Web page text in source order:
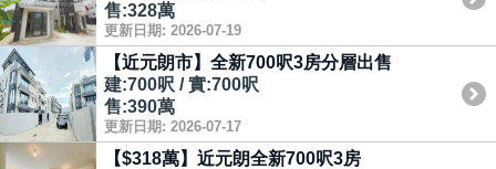
售:328萬
更新日期: 2026-07-19
【近元朗市】全新700呎3房分層出售
建:700呎 / 實:700呎
售:390萬
更新日期: 2026-07-17
【$318萬】近元朗全新700呎3房